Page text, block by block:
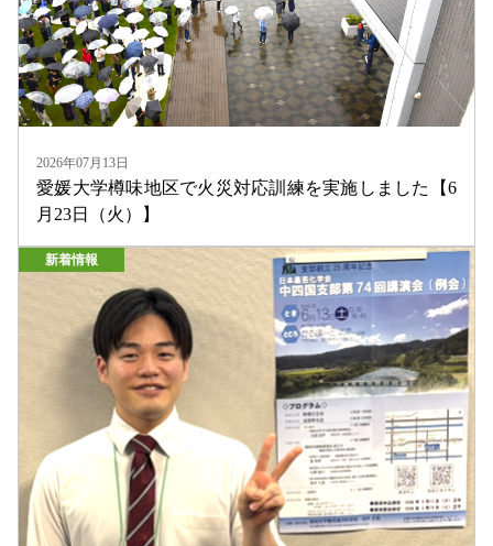
2026年07月13日
愛媛大学樽味地区で火災対応訓練を実施しました【6
月23日（火）】
新着情報